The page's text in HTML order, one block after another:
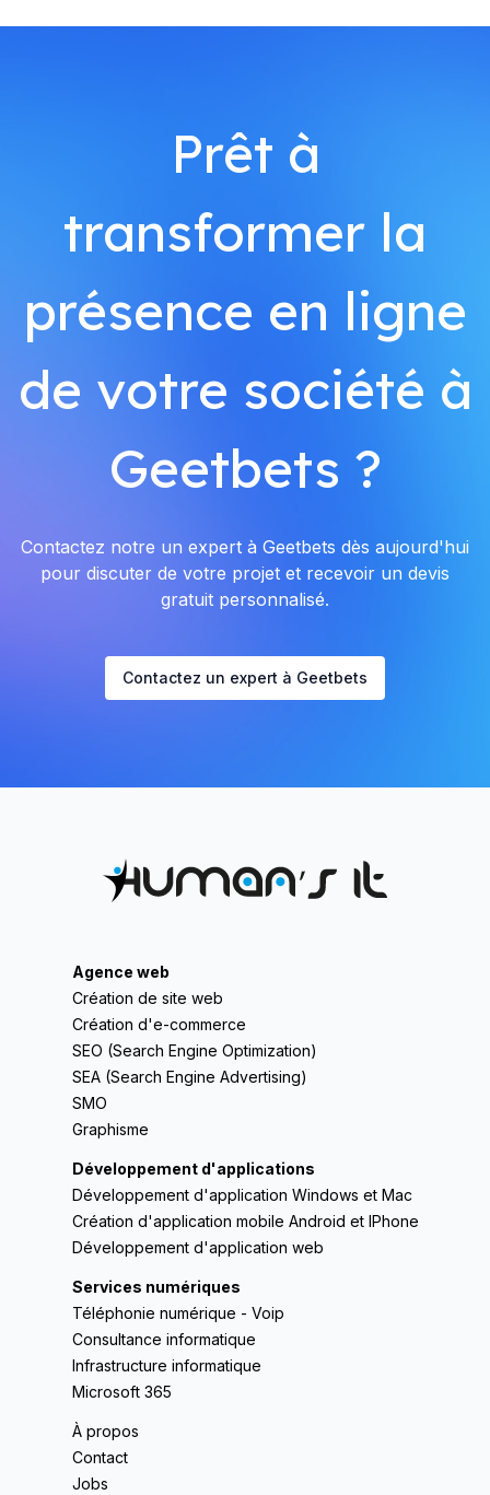
Prêt à
transformer la
présence en ligne
de votre société à
Geetbets ?
Contactez notre un expert à Geetbets dès aujourd'hui
pour discuter de votre projet et recevoir un devis
gratuit personnalisé.
Contactez un expert à Geetbets
Agence web
Création de site web
Création d'e-commerce
SEO (Search Engine Optimization)
SEA (Search Engine Advertising)
SMO
Graphisme
Développement d'applications
Développement d'application Windows et Mac
Création d'application mobile Android et IPhone
Développement d'application web
Services numériques
Téléphonie numérique - Voip
Consultance informatique
Infrastructure informatique
Microsoft 365
À propos
Contact
Jobs